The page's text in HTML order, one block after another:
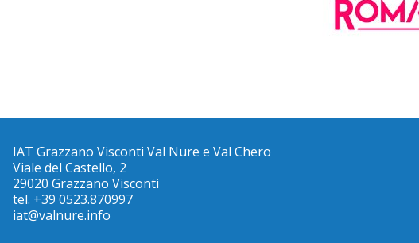
IAT Grazzano Visconti Val Nure e Val Chero
Viale del Castello, 2
29020 Grazzano Visconti
tel. +39 0523.870997
iat@valnure.info